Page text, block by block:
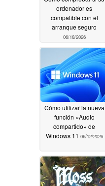
ordenador es
compatible con el
arranque seguro
06/18/2026
Cómo utilizar la nueva
función «Audio
compartido» de
Windows 11 06/12/2026